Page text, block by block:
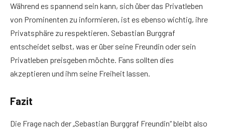
Während es spannend sein kann, sich über das Privatleben
von Prominenten zu informieren, ist es ebenso wichtig, ihre
Privatsphäre zu respektieren. Sebastian Burggraf
entscheidet selbst, was er über seine Freundin oder sein
Privatleben preisgeben möchte. Fans sollten dies
akzeptieren und ihm seine Freiheit lassen.
Fazit
Die Frage nach der „Sebastian Burggraf Freundin“ bleibt also